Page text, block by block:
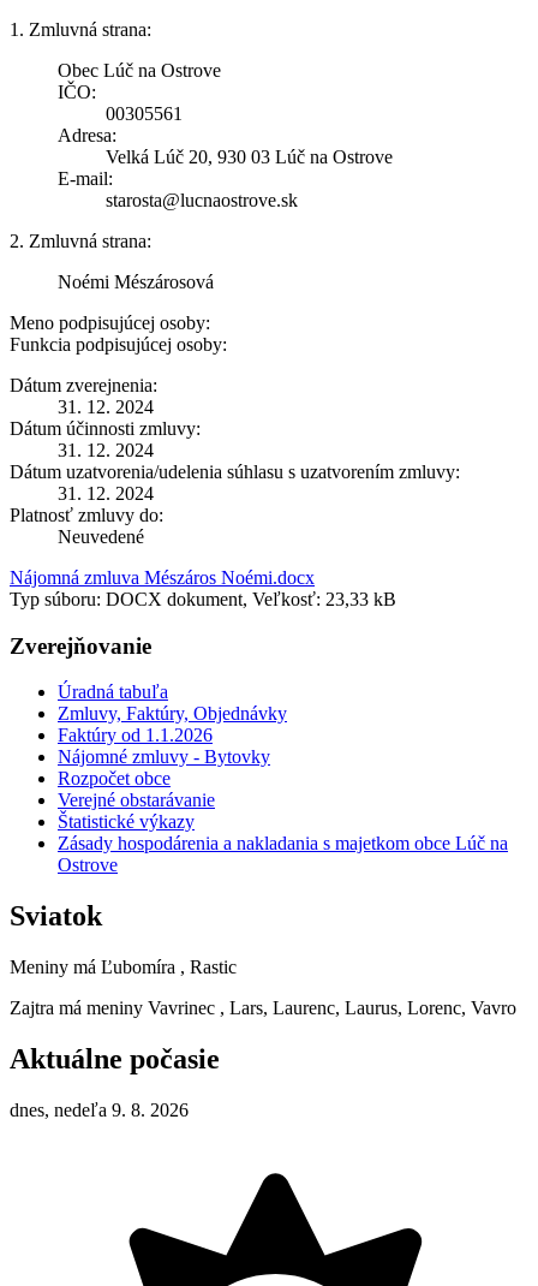
1. Zmluvná strana:
Obec Lúč na Ostrove
IČO:
00305561
Adresa:
Velká Lúč 20, 930 03 Lúč na Ostrove
E-mail:
starosta@lucnaostrove.sk
2. Zmluvná strana:
Noémi Mészárosová
Meno podpisujúcej osoby:
Funkcia podpisujúcej osoby:
Dátum zverejnenia:
31. 12. 2024
Dátum účinnosti zmluvy:
31. 12. 2024
Dátum uzatvorenia/udelenia súhlasu s uzatvorením zmluvy:
31. 12. 2024
Platnosť zmluvy do:
Neuvedené
Nájomná zmluva Mészáros Noémi.docx
Typ súboru: DOCX dokument, Veľkosť: 23,33 kB
Zverejňovanie
Úradná tabuľa
Zmluvy, Faktúry, Objednávky
Faktúry od 1.1.2026
Nájomné zmluvy - Bytovky
Rozpočet obce
Verejné obstarávanie
Štatistické výkazy
Zásady hospodárenia a nakladania s majetkom obce Lúč na
Ostrove
Sviatok
Meniny má Ľubomíra , Rastic
Zajtra má meniny Vavrinec , Lars, Laurenc, Laurus, Lorenc, Vavro
Aktuálne počasie
dnes, nedeľa 9. 8. 2026